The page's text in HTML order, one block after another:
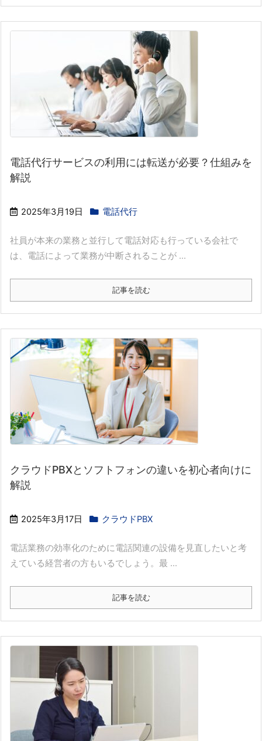
電話代行サービスの利用には転送が必要？仕組みを
解説
2025年3月19日 電話代行
社員が本来の業務と並行して電話対応も行っている会社で
は、電話によって業務が中断されることが ...
記事を読む
クラウドPBXとソフトフォンの違いを初心者向けに
解説
2025年3月17日 クラウドPBX
電話業務の効率化のために電話関連の設備を見直したいと考
えている経営者の方もいるでしょう。最 ...
記事を読む